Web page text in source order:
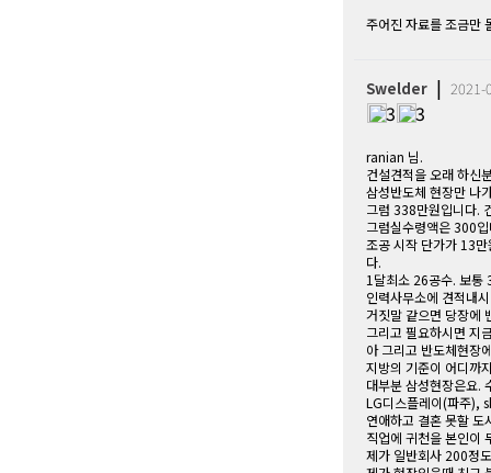
주어진 자료를 조금만
Swelder |2021-
3 3
ranian 님.
건설견적을 오래 하신
삼성반도체 현장만 나
그럼 338만원입니다.
그럼실수령액은 300
조공 시작 단가가 13
다.
1달최소 26공수. 보통
인력사무소에 견적내
거짓말 같으면 당장에
그리고 필요하시면 지
아 그리고 반도체현장
지방의 기준이 어디까
대부분 삼성현장은요.
LG디스플레이(파주),
연애하고 결혼 못할 도
직업에 귀천을 본인이
제가 일반회사 200정